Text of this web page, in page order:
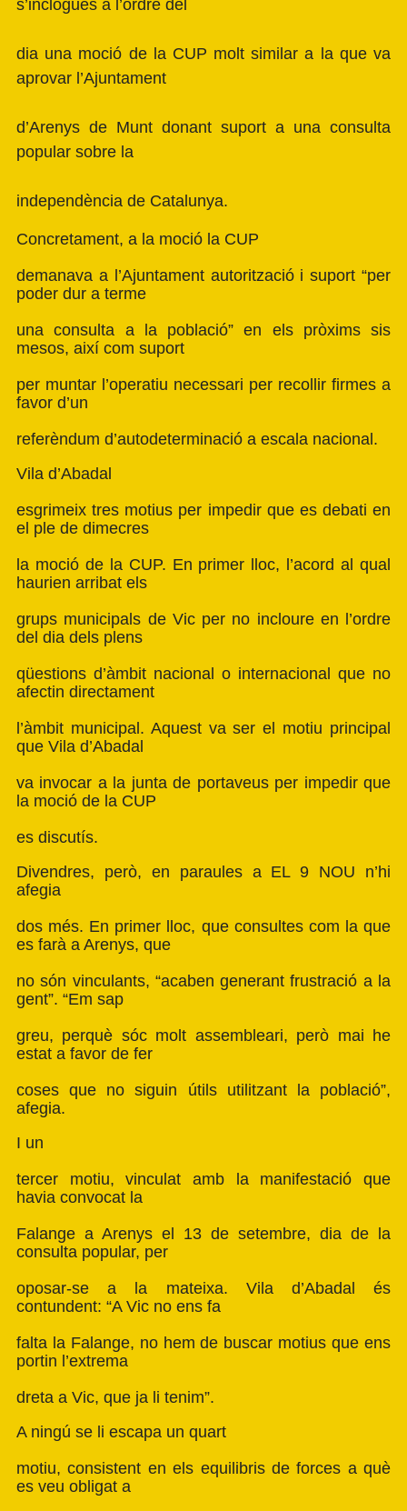
s’inclogués a l’ordre del
dia una moció de la CUP molt similar a la que va
aprovar l’Ajuntament
d’Arenys de Munt donant suport a una consulta
popular sobre la
independència de Catalunya.
Concretament, a la moció la CUP
demanava a l’Ajuntament autorització i suport “per
poder dur a terme
una consulta a la població” en els pròxims sis
mesos, així com suport
per muntar l’operatiu necessari per recollir firmes a
favor d’un
referèndum d’autodeterminació a escala nacional.
Vila d’Abadal
esgrimeix tres motius per impedir que es debati en
el ple de dimecres
la moció de la CUP. En primer lloc, l’acord al qual
haurien arribat els
grups municipals de Vic per no incloure en l’ordre
del dia dels plens
qüestions d’àmbit nacional o internacional que no
afectin directament
l’àmbit municipal. Aquest va ser el motiu principal
que Vila d’Abadal
va invocar a la junta de portaveus per impedir que
la moció de la CUP
es discutís.
Divendres, però, en paraules a EL 9 NOU n’hi
afegia
dos més. En primer lloc, que consultes com la que
es farà a Arenys, que
no són vinculants, “acaben generant frustració a la
gent”. “Em sap
greu, perquè sóc molt assembleari, però mai he
estat a favor de fer
coses que no siguin útils utilitzant la població”,
afegia.
I un
tercer motiu, vinculat amb la manifestació que
havia convocat la
Falange a Arenys el 13 de setembre, dia de la
consulta popular, per
oposar-se a la mateixa. Vila d’Abadal és
contundent: “A Vic no ens fa
falta la Falange, no hem de buscar motius que ens
portin l’extrema
dreta a Vic, que ja li tenim”.
A ningú se li escapa un quart
motiu, consistent en els equilibris de forces a què
es veu obligat a